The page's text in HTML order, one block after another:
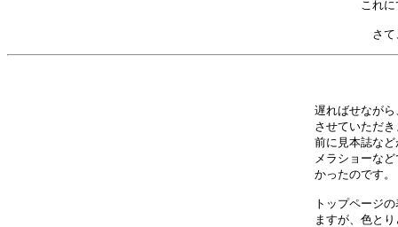
これ
さ
遅ればせなが
させていただ
前に見本誌な
メラショーな
かっ
トップページ
ますが、色と